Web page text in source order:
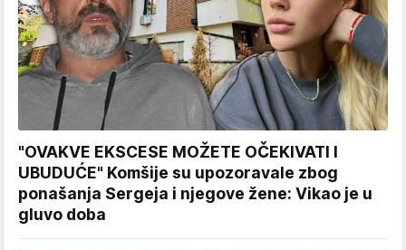
"OVAKVE EKSCESE MOŽETE OČEKIVATI I
UBUDUĆE" Komšije su upozoravale zbog
ponašanja Sergeja i njegove žene: Vikao je u
gluvo doba